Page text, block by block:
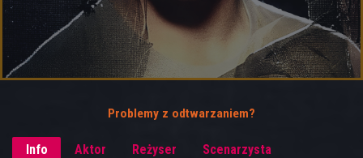
Problemy z odtwarzaniem?
Info Aktor Reżyser Scenarzysta